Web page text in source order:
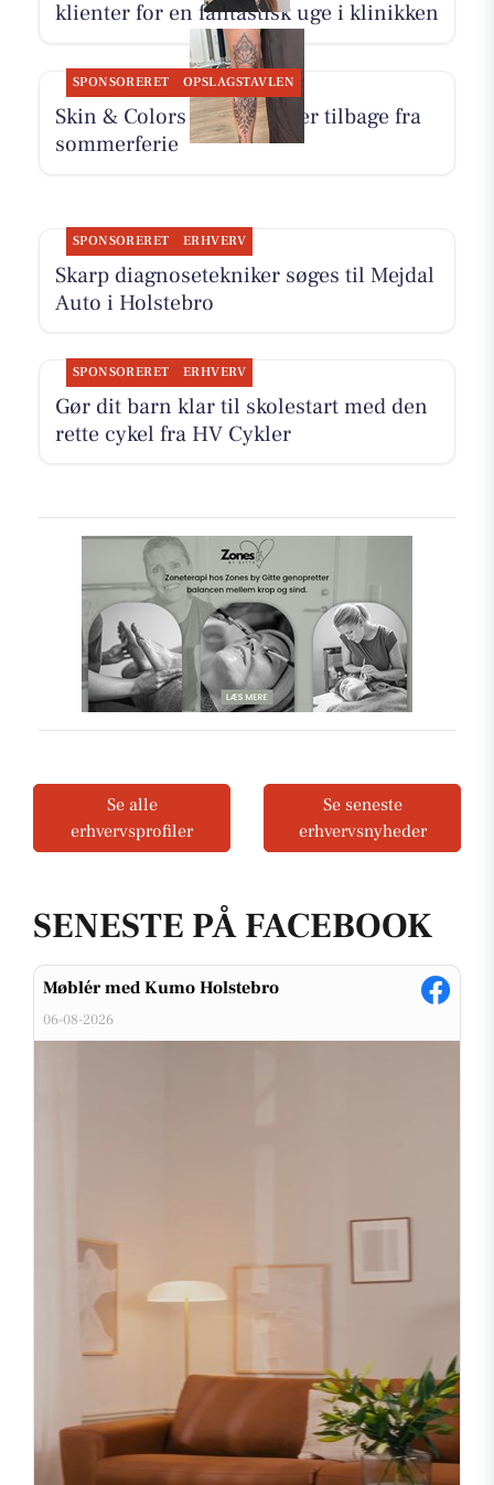
SENESTE PÅ FACEBOOK
Møblér med Kumo Holstebro
06-08-2026
klienter for en fantastisk uge i klinikken
SPONSORERET OPSLAGSTAVLEN
Skin & Colors Tattoo ApS er tilbage fra
sommerferie
SPONSORERET ERHVERV
Skarp diagnosetekniker søges til Mejdal
Auto i Holstebro
SPONSORERET ERHVERV
Gør dit barn klar til skolestart med den
rette cykel fra HV Cykler
Se alle
erhvervsprofiler
Se seneste
erhvervsnyheder